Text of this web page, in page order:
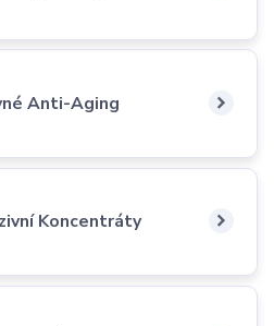
Anti-Aging
Koncentráty